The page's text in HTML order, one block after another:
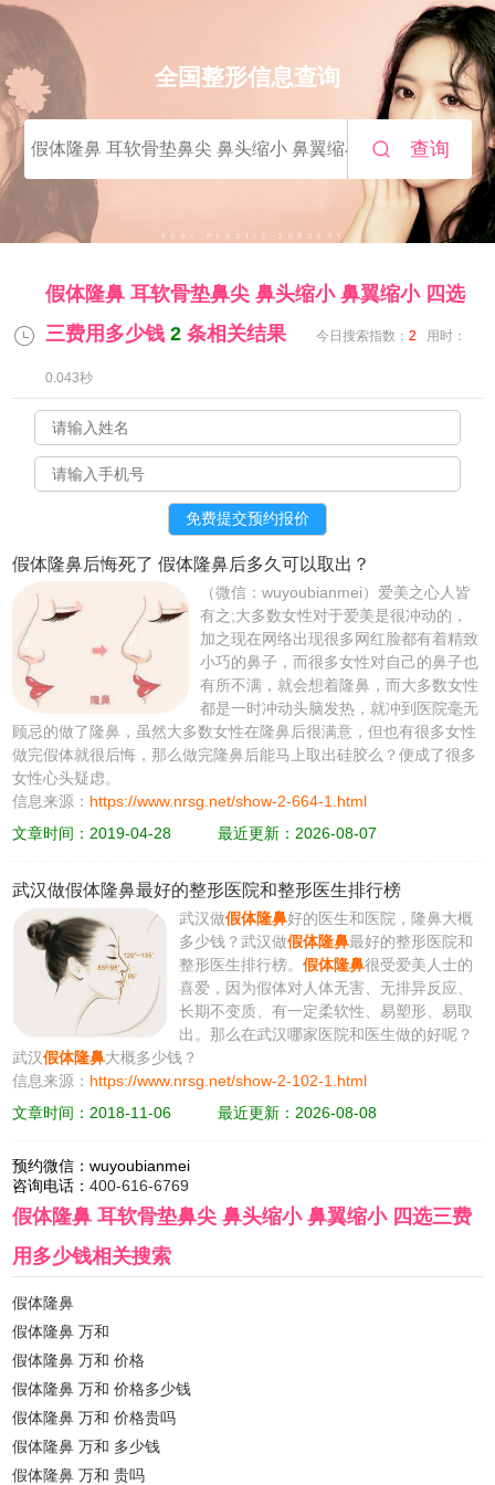
全国整形信息查询
查询
假体隆鼻 耳软骨垫鼻尖 鼻头缩小 鼻翼缩小 四选
三费用多少钱2 条相关结果 今日搜索指数：2 用时：
0.043秒
假体隆鼻后悔死了 假体隆鼻后多久可以取出？
（微信：wuyoubianmei）爱美之心人皆
有之;大多数女性对于爱美是很冲动的，
加之现在网络出现很多网红脸都有着精致
小巧的鼻子，而很多女性对自己的鼻子也
有所不满，就会想着隆鼻，而大多数女性
都是一时冲动头脑发热，就冲到医院毫无
顾忌的做了隆鼻，虽然大多数女性在隆鼻后很满意，但也有很多女性
做完假体就很后悔，那么做完隆鼻后能马上取出硅胶么？便成了很多
女性心头疑虑。
信息来源： https://www.nrsg.net/show-2-664-1.html
文章时间：2019-04-28
最近更新：2026-08-07
武汉做假体隆鼻最好的整形医院和整形医生排行榜
武汉做假体隆鼻好的医生和医院，隆鼻大概
多少钱？武汉做假体隆鼻最好的整形医院和
整形医生排行榜​。假体隆鼻很受爱美人士的
喜爱，因为假体对人体无害、无排异反应、
长期不变质、有一定柔软性、易塑形、易取
出。那么在武汉哪家医院和医生做的好呢？
武汉假体隆鼻大概多少钱？
信息来源： https://www.nrsg.net/show-2-102-1.html
文章时间：2018-11-06
最近更新：2026-08-08
预约微信：wuyoubianmei
咨询电话：400-616-6769
假体隆鼻 耳软骨垫鼻尖 鼻头缩小 鼻翼缩小 四选三费
用多少钱相关搜索
假体隆鼻
假体隆鼻 万和
假体隆鼻 万和 价格
假体隆鼻 万和 价格多少钱
假体隆鼻 万和 价格贵吗
假体隆鼻 万和 多少钱
假体隆鼻 万和 贵吗